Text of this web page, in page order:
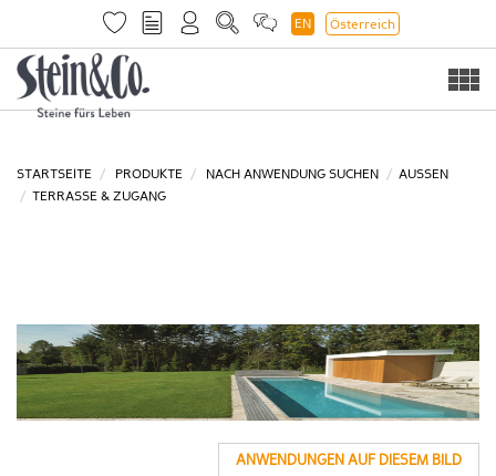
EN Österreich
STARTSEITE PRODUKTE NACH ANWENDUNG SUCHEN
AUSSEN
TERRASSE & ZUGANG
ANWENDUNGEN AUF DIESEM BILD